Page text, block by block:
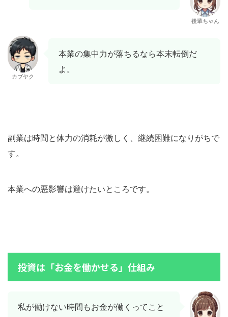
後輩ちゃん
カブヤク
本業の集中力が落ちるなら本末転倒だ
よ。
副業は時間と体力の消耗が激しく、継続困難になりがちで
す。
本業への悪影響は避けたいところです。
投資は「お金を働かせる」仕組み
私が働けない時間もお金が働くってこと